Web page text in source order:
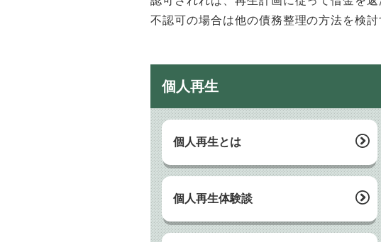
不認可の場合は他の債務整理の方法を検討
個人再生
個人再生とは
個人再生体験談